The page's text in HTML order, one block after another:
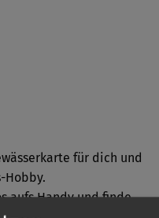
für dich und
Hobby.
aufs Handy und finde